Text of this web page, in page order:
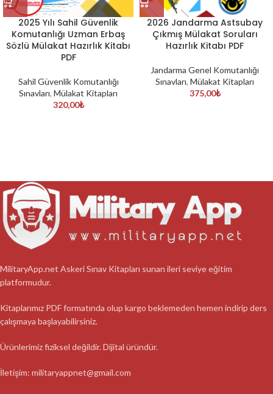
2025 Yılı Sahil Güvenlik
Komutanlığı Uzman Erbaş
Sözlü Mülakat Hazırlık Kitabı
PDF
Sahil Güvenlik Komutanlığı
Sınavları, Mülakat Kitapları
320,00₺
2026 Jandarma Astsubay
Çıkmış Mülakat Soruları
Hazırlık Kitabı PDF
Jandarma Genel Komutanlığı
Sınavları, Mülakat Kitapları
375,00₺
MilitaryApp.net Askeri Sınav Kitapları sunan ileri seviye eğitim
platformudur.
Kitaplarımız PDF formatında olup kargo beklemeden hemen indirip ders
çalışmaya başlayabilirsiniz.
Ürünlerimiz fiziksel değildir. Dijital üründür.
İletişim: militaryappnet@gmail.com